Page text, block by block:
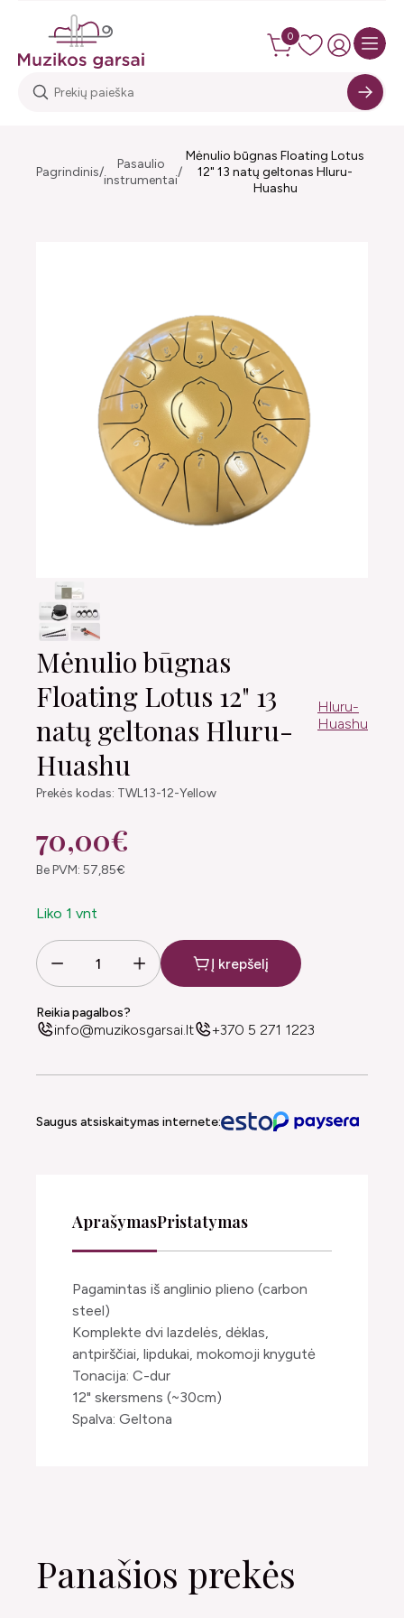
0
Pagrindinis
Pasaulio
instrumentai
Mėnulio būgnas Floating Lotus
12" 13 natų geltonas Hluru-
Huashu
Mėnulio būgnas
Floating Lotus 12" 13
natų geltonas Hluru-
Huashu
Hluru-
Huashu
Prekės kodas: TWL13-12-Yellow
70,00€
Be PVM: 57,85€
Liko 1 vnt
Į krepšelį
Reikia pagalbos?
info@muzikosgarsai.lt +370 5 271 1223
Saugus atsiskaitymas internete:
AprašymasPristatymas
Pagamintas iš anglinio plieno (carbon
steel)
Komplekte dvi lazdelės, dėklas,
antpirščiai, lipdukai, mokomoji knygutė
Tonacija: C-dur
12" skersmens (~30cm)
Spalva: Geltona
Panašios prekės